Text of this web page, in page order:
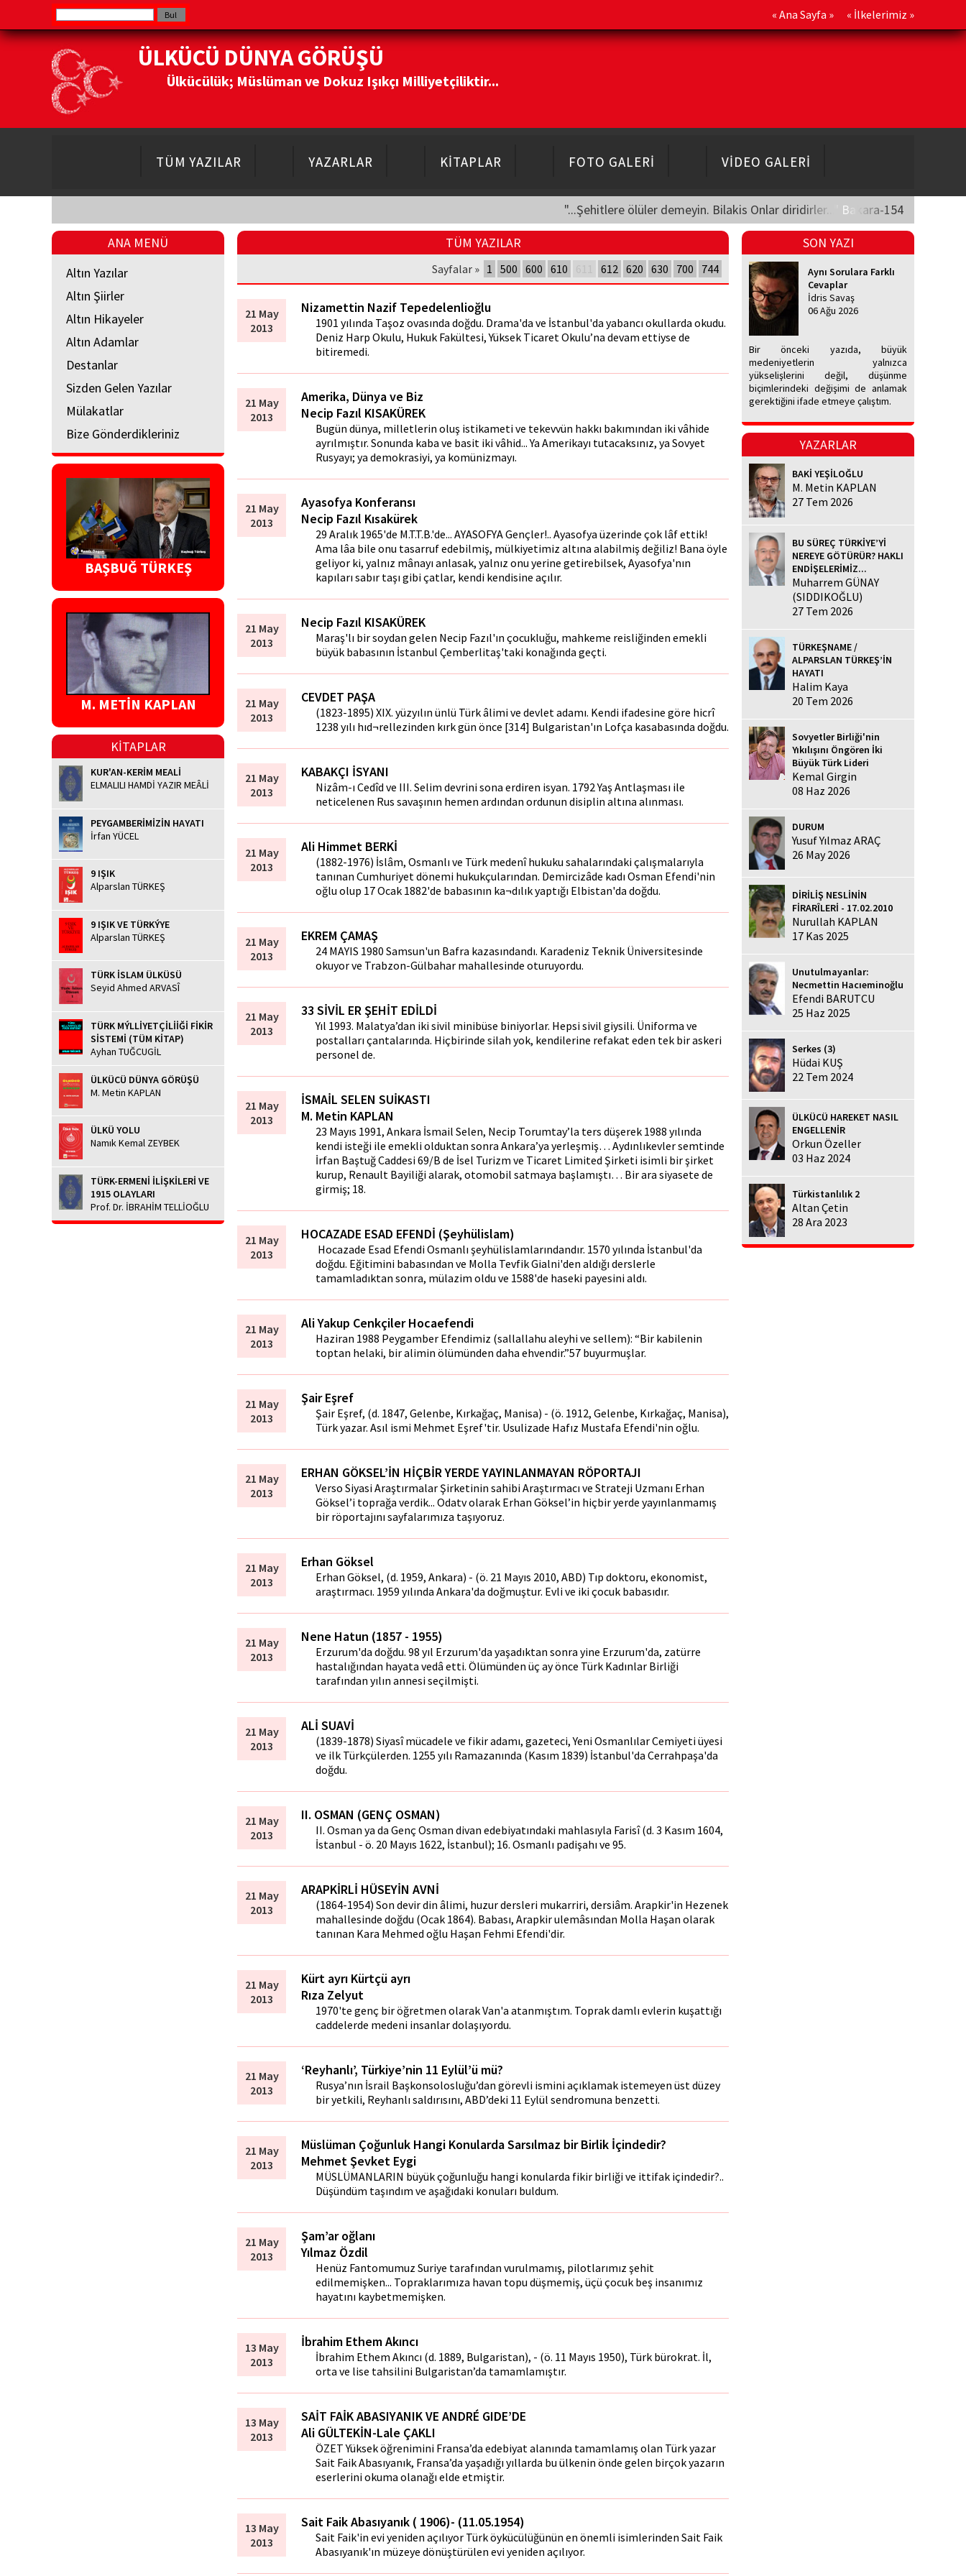
« Ana Sayfa » « İlkelerimiz »
ÜLKÜCÜ DÜNYA GÖRÜŞÜ
Ülkücülük; Müslüman ve Dokuz Işıkçı Milliyetçiliktir...
TÜM YAZILAR YAZARLAR KİTAPLAR FOTO GALERİ VİDEO GALERİ
"...Şehitlere ölüler demeyin. Bilakis Onlar diridirler..." Bakara-154
ANA MENÜ
Altın Yazılar
Altın Şiirler
Altın Hikayeler
Altın Adamlar
Destanlar
Sizden Gelen Yazılar
Mülakatlar
Bize Gönderdikleriniz
BAŞBUĞ TÜRKEŞ
M. METİN KAPLAN
KİTAPLAR
KUR'AN-KERİM MEALİ
ELMALILI HAMDİ YAZIR MEÂLİ
PEYGAMBERİMİZİN HAYATI
İrfan YÜCEL
9 IŞIK
Alparslan TÜRKEŞ
9 IŞIK VE TÜRKÝYE
Alparslan TÜRKEŞ
TÜRK İSLAM ÜLKÜSÜ
Seyid Ahmed ARVASÎ
TÜRK MÝLLİYETÇİLİİĞİ FİKİR
SİSTEMİ (TÜM KİTAP)
Ayhan TUĞCUGİL
ÜLKÜCÜ DÜNYA GÖRÜŞÜ
M. Metin KAPLAN
ÜLKÜ YOLU
Namık Kemal ZEYBEK
TÜRK-ERMENİ İLİŞKİLERİ VE
1915 OLAYLARI
Prof. Dr. İBRAHİM TELLİOĞLU
TÜM YAZILAR
Sayfalar » 1 500 600 610 612 620 630 700 744
21 May
2013
Nizamettin Nazif Tepedelenlioğlu
1901 yılında Taşoz ovasında doğdu. Drama'da ve İstanbul'da yabancı okullarda okudu.
Deniz Harp Okulu, Hukuk Fakültesi, Yüksek Ticaret Okulu’na devam ettiyse de
bitiremedi.
21 May
2013
Amerika, Dünya ve Biz
Necip Fazıl KISAKÜREK
Bugün dünya, milletlerin oluş istikameti ve tekevvün hakkı bakımından iki vâhide
ayrılmıştır. Sonunda kaba ve basit iki vâhid... Ya Amerikayı tutacaksınız, ya Sovyet
Rusyayı; ya demokrasiyi, ya komünizmayı.
21 May
2013
Ayasofya Konferansı
Necip Fazıl Kısakürek
29 Aralık 1965'de M.T.T.B.'de... AYASOFYA Gençler!.. Ayasofya üzerinde çok lâf ettik!
Ama lâfta bile onu tasarruf edebilmiş, mülkiyetimiz altına alabilmiş değiliz! Bana öyle
geliyor ki, yalnız mânayı anlasak, yalnız onu yerine getirebilsek, Ayasofya'nın
kapıları sabır taşı gibi çatlar, kendi kendisine açılır.
21 May
2013
Necip Fazıl KISAKÜREK
Maraş'lı bir soydan gelen Necip Fazıl'ın çocukluğu, mahkeme reisliğinden emekli
büyük babasının İstanbul Çemberlitaş'taki konağında geçti.
21 May
2013
CEVDET PAŞA
(1823-1895) XIX. yüzyılın ünlü Türk âlimi ve devlet adamı. Kendi ifadesine göre hicrî
1238 yılı hıd¬rellezinden kırk gün önce [314] Bulgaristan'ın Lofça kasabasında doğdu.
21 May
2013
KABAKÇI İSYANI
Nizâm-ı Cedîd ve III. Selim devrini sona erdiren isyan. 1792 Yaş Antlaşması ile
neticelenen Rus savaşının hemen ardından ordunun disiplin altına alınması.
21 May
2013
Ali Himmet BERKİ
(1882-1976) İslâm, Osmanlı ve Türk medenî hukuku sahalarındaki çalışmalarıyla
tanınan Cumhuriyet dönemi hukukçularından. Demircizâde kadı Osman Efendi'nin
oğlu olup 17 Ocak 1882'de babasının ka¬dılık yaptığı Elbistan'da doğdu.
21 May
2013
EKREM ÇAMAŞ
24 MAYIS 1980 Samsun'un Bafra kazasındandı. Karadeniz Teknik Üniversitesinde
okuyor ve Trabzon-Gülbahar mahallesinde oturuyordu.
21 May
2013
33 SİVİL ER ŞEHİT EDİLDİ
Yıl 1993. Malatya’dan iki sivil minibüse biniyorlar. Hepsi sivil giysili. Üniforma ve
postalları çantalarında. Hiçbirinde silah yok, kendilerine refakat eden tek bir askeri
personel de.
21 May
2013
İSMAİL SELEN SUİKASTI
M. Metin KAPLAN
23 Mayıs 1991, Ankara İsmail Selen, Necip Torumtay’la ters düşerek 1988 yılında
kendi isteği ile emekli olduktan sonra Ankara’ya yerleşmiş… Aydınlıkevler semtinde
İrfan Baştuğ Caddesi 69/B de İsel Turizm ve Ticaret Limited Şirketi isimli bir şirket
kurup, Renault Bayiliği alarak, otomobil satmaya başlamıştı… Bir ara siyasete de
girmiş; 18.
21 May
2013
HOCAZADE ESAD EFENDİ (Şeyhülislam)
Hocazade Esad Efendi Osmanlı şeyhülislamlarındandır. 1570 yılında İstanbul'da
doğdu. Eğitimini babasından ve Molla Tevfik Gialni'den aldığı derslerle
tamamladıktan sonra, mülazim oldu ve 1588'de haseki payesini aldı.
21 May
2013
Ali Yakup Cenkçiler Hocaefendi
Haziran 1988 Peygamber Efendimiz (sallallahu aleyhi ve sellem): “Bir kabilenin
toptan helaki, bir alimin ölümünden daha ehvendir.”57 buyurmuşlar.
21 May
2013
Şair Eşref
Şair Eşref, (d. 1847, Gelenbe, Kırkağaç, Manisa) - (ö. 1912, Gelenbe, Kırkağaç, Manisa),
Türk yazar. Asıl ismi Mehmet Eşref'tir. Usulizade Hafız Mustafa Efendi'nin oğlu.
21 May
2013
ERHAN GÖKSEL’İN HİÇBİR YERDE YAYINLANMAYAN RÖPORTAJI
Verso Siyasi Araştırmalar Şirketinin sahibi Araştırmacı ve Strateji Uzmanı Erhan
Göksel’i toprağa verdik... Odatv olarak Erhan Göksel’in hiçbir yerde yayınlanmamış
bir röportajını sayfalarımıza taşıyoruz.
21 May
2013
Erhan Göksel
Erhan Göksel, (d. 1959, Ankara) - (ö. 21 Mayıs 2010, ABD) Tıp doktoru, ekonomist,
araştırmacı. 1959 yılında Ankara'da doğmuştur. Evli ve iki çocuk babasıdır.
21 May
2013
Nene Hatun (1857 - 1955)
Erzurum'da doğdu. 98 yıl Erzurum'da yaşadıktan sonra yine Erzurum'da, zatürre
hastalığından hayata vedâ etti. Ölümünden üç ay önce Türk Kadınlar Birliği
tarafından yılın annesi seçilmişti.
21 May
2013
ALİ SUAVİ
(1839-1878) Siyasî mücadele ve fikir adamı, gazeteci, Yeni Osmanlılar Cemiyeti üyesi
ve ilk Türkçülerden. 1255 yılı Ramazanında (Kasım 1839) İstanbul'da Cerrahpaşa'da
doğdu.
21 May
2013
II. OSMAN (GENÇ OSMAN)
II. Osman ya da Genç Osman divan edebiyatındaki mahlasıyla Farisî (d. 3 Kasım 1604,
İstanbul - ö. 20 Mayıs 1622, İstanbul); 16. Osmanlı padişahı ve 95.
21 May
2013
ARAPKİRLİ HÜSEYİN AVNİ
(1864-1954) Son devir din âlimi, huzur dersleri mukarriri, dersiâm. Arapkir'in Hezenek
mahallesinde doğ­du (Ocak 1864). Babası, Arapkir ulemâsından Molla Haşan olarak
tanınan Kara Mehmed oğlu Haşan Fehmi Efendi'dir.
21 May
2013
Kürt ayrı Kürtçü ayrı
Rıza Zelyut
1970'te genç bir öğretmen olarak Van'a atanmıştım. Toprak damlı evlerin kuşattığı
caddelerde medeni insanlar dolaşıyordu.
21 May
2013
‘Reyhanlı’, Türkiye’nin 11 Eylül’ü mü?
Rusya’nın İsrail Başkonsolosluğu’dan görevli ismini açıklamak istemeyen üst düzey
bir yetkili, Reyhanlı saldırısını, ABD’deki 11 Eylül sendromuna benzetti.
21 May
2013
Müslüman Çoğunluk Hangi Konularda Sarsılmaz bir Birlik İçindedir?
Mehmet Şevket Eygi
MÜSLÜMANLARIN büyük çoğunluğu hangi konularda fikir birliği ve ittifak içindedir?..
Düşündüm taşındım ve aşağıdaki konuları buldum.
21 May
2013
Şam’ar oğlanı
Yılmaz Özdil
Henüz Fantomumuz Suriye tarafından vurulmamış, pilotlarımız şehit
edilmemişken... Topraklarımıza havan topu düşmemiş, üçü çocuk beş insanımız
hayatını kaybetmemişken.
13 May
2013
İbrahim Ethem Akıncı
İbrahim Ethem Akıncı (d. 1889, Bulgaristan), - (ö. 11 Mayıs 1950), Türk bürokrat. İl,
orta ve lise tahsilini Bulgaristan’da tamamlamıştır.
13 May
2013
SAİT FAİK ABASIYANIK VE ANDRÉ GIDE’DE
Ali GÜLTEKİN-Lale ÇAKLI
ÖZET Yüksek öğrenimini Fransa’da edebiyat alanında tamamlamış olan Türk yazar
Sait Faik Abasıyanık, Fransa’da yaşadığı yıllarda bu ülkenin önde gelen birçok yazarın
eserlerini okuma olanağı elde etmiştir.
13 May
2013
Sait Faik Abasıyanık ( 1906)- (11.05.1954)
Sait Faik'in evi yeniden açılıyor Türk öykücülüğünün en önemli isimlerinden Sait Faik
Abasıyanık'ın müzeye dönüştürülen evi yeniden açılıyor.
SON YAZI
Aynı Sorulara Farklı
Cevaplar
İdris Savaş
06 Ağu 2026
Bir önceki yazıda, büyük
medeniyetlerin yalnızca
yükselişlerini değil, düşünme
biçimlerindeki değişimi de anlamak
gerektiğini ifade etmeye çalıştım.
YAZARLAR
BAKİ YEŞİLOĞLU
M. Metin KAPLAN
27 Tem 2026
BU SÜREÇ TÜRKİYE’Yİ
NEREYE GÖTÜRÜR? HAKLI
ENDİŞELERİMİZ...
Muharrem GÜNAY
(SIDDIKOĞLU)
27 Tem 2026
TÜRKEŞNAME /
ALPARSLAN TÜRKEŞ’İN
HAYATI
Halim Kaya
20 Tem 2026
Sovyetler Birliği'nin
Yıkılışını Öngören İki
Büyük Türk Lideri
Kemal Girgin
08 Haz 2026
DURUM
Yusuf Yılmaz ARAÇ
26 May 2026
DİRİLİŞ NESLİNİN
FİRARÎLERİ - 17.02.2010
Nurullah KAPLAN
17 Kas 2025
Unutulmayanlar:
Necmettin Hacıeminoğlu
Efendi BARUTCU
25 Haz 2025
Serkes (3)
Hüdai KUŞ
22 Tem 2024
ÜLKÜCÜ HAREKET NASIL
ENGELLENİR
Orkun Özeller
03 Haz 2024
Türkistanlılık 2
Altan Çetin
28 Ara 2023